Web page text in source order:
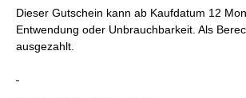
Dieser Gutschein kann ab Kaufdatum 12
Entwendung oder Unbrauchbarkeit. Als
ausgezahlt.